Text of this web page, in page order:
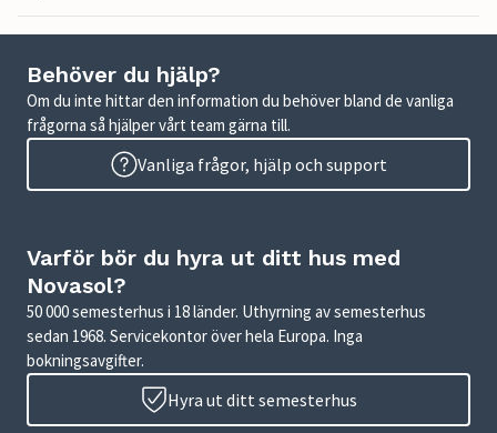
Behöver du hjälp?
Om du inte hittar den information du behöver bland de vanliga
frågorna så hjälper vårt team gärna till.
Vanliga frågor, hjälp och support
Varför bör du hyra ut ditt hus med
Novasol?
50 000 semesterhus i 18 länder. Uthyrning av semesterhus
sedan 1968. Servicekontor över hela Europa. Inga
bokningsavgifter.
Hyra ut ditt semesterhus